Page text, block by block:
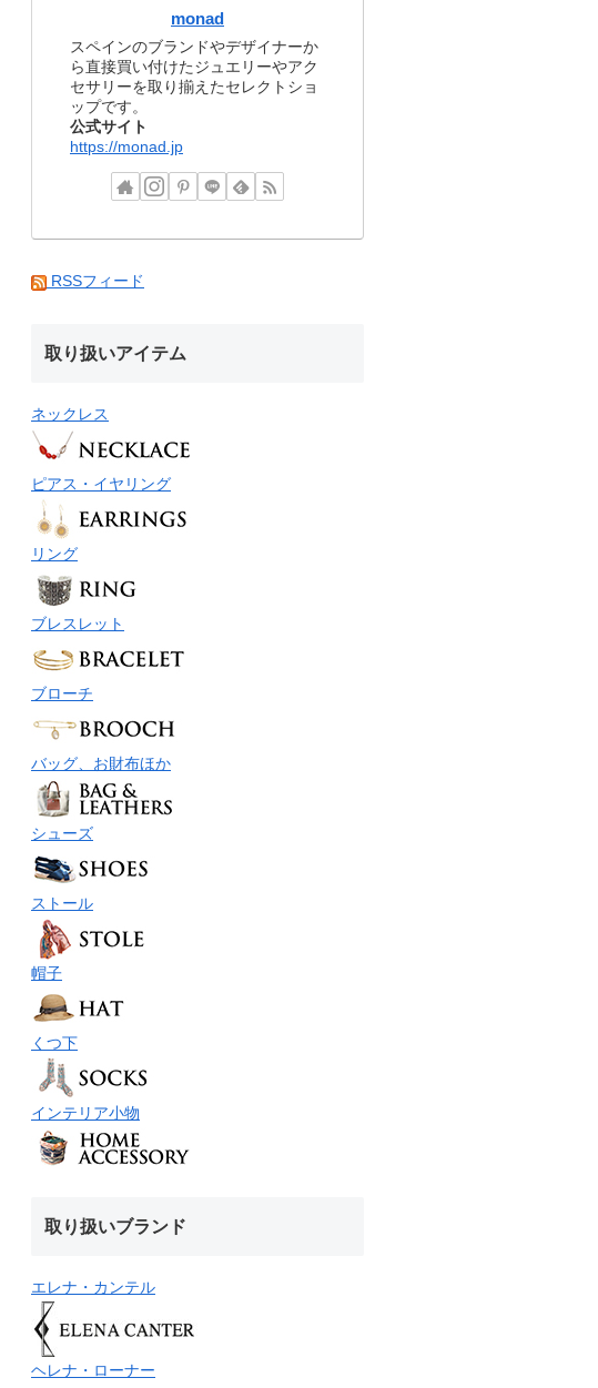
monad
スペインのブランドやデザイナーか
ら直接買い付けたジュエリーやアク
セサリーを取り揃えたセレクトショ
ップです。
公式サイト
https://monad.jp
RSSフィード
取り扱いアイテム
ネックレス
ピアス・イヤリング
リング
ブレスレット
ブローチ
バッグ、お財布ほか
シューズ
ストール
帽子
くつ下
インテリア小物
取り扱いブランド
エレナ・カンテル
ヘレナ・ローナー